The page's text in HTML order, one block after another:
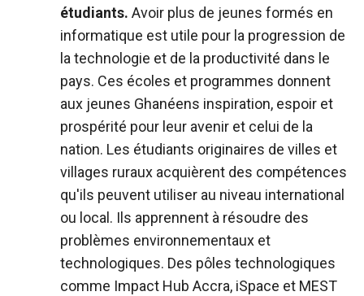
étudiants. Avoir plus de jeunes formés en
informatique est utile pour la progression de
la technologie et de la productivité dans le
pays. Ces écoles et programmes donnent
aux jeunes Ghanéens inspiration, espoir et
prospérité pour leur avenir et celui de la
nation. Les étudiants originaires de villes et
villages ruraux acquièrent des compétences
qu'ils peuvent utiliser au niveau international
ou local. Ils apprennent à résoudre des
problèmes environnementaux et
technologiques. Des pôles technologiques
comme Impact Hub Accra, iSpace et MEST